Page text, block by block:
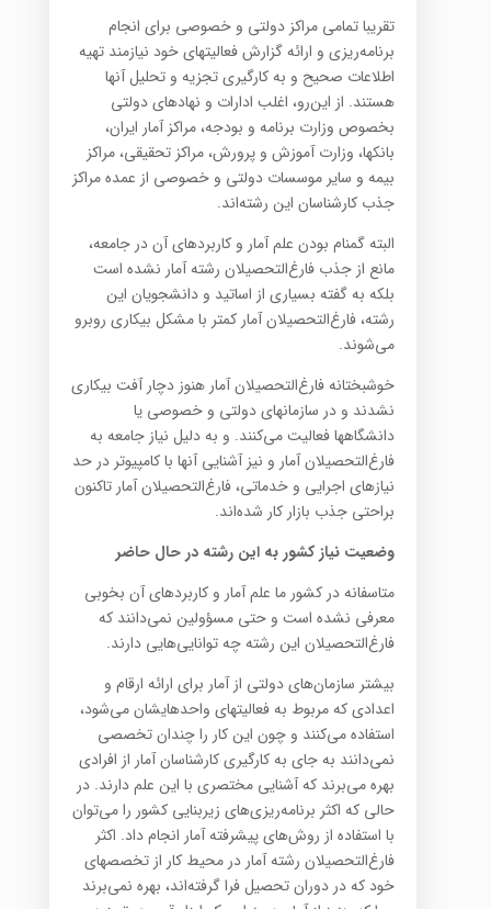
تقریبا تمامی مراکز دولتی و خصوصی برای انجام
برنامه‌ریزی و ارائه گزارش فعالیتهای خود نیازمند تهیه
اطلاعات صحیح و به کارگیری تجزیه و تحلیل آنها
هستند. از این‌رو، اغلب ادارات و نهادهای دولتی
بخصوص وزارت برنامه و بودجه، مراکز آمار ایران،
بانکها، وزارت آموزش و پرورش، مراکز تحقیقی، مراکز
بیمه و سایر موسسات دولتی و خصوصی از عمده مراکز
جذب کارشناسان این رشته‌اند.
البته گمنام بودن علم آمار و کاربردهای آن در جامعه،
مانع از جذب فارغ‌التحصیلان رشته آمار نشده است
بلکه به گفته بسیاری از اساتید و دانشجویان این
رشته، فارغ‌التحصیلان آمار کمتر با مشکل بیکاری روبرو
می‌شوند.
خوشبختانه فارغ‌التحصیلان آمار هنوز دچار آفت بیکاری
نشدند و در سازمانهای دولتی و خصوصی یا
دانشگاهها فعالیت می‌کنند. و به دلیل نیاز جامعه به
فارغ‌التحصیلان آمار و نیز آشنایی آنها با کامپیوتر در حد
نیازهای اجرایی و خدماتی، فارغ‌التحصیلان آمار تاکنون
براحتی جذب بازار کار شده‌اند.
وضعیت نیاز کشور به این رشته در حال حاضر
متاسفانه در کشور ما علم آمار و کاربردهای آن بخوبی
معرفی نشده است و حتی مسؤولین نمی‌دانند که
فارغ‌التحصیلان این رشته چه توانایی‌هایی دارند.
بیشتر سازمان‌های دولتی از آمار برای ارائه ارقام و
اعدادی که مربوط به فعالیتهای واحدهایشان می‌شود،
استفاده می‌کنند و چون این کار را چندان تخصصی
نمی‌دانند به جای به کارگیری کارشناسان آمار از افرادی
بهره می‌برند که آشنایی مختصری با این علم دارند. در
حالی که اکثر برنامه‌ریزی‌های زیربنایی کشور را می‌توان
با استفاده از روش‌های پیشرفته آمار انجام داد. اکثر
فارغ‌التحصیلان رشته آمار در محیط کار از تخصصهای
خود که در دوران تحصیل فرا گرفته‌اند، بهره نمی‌برند